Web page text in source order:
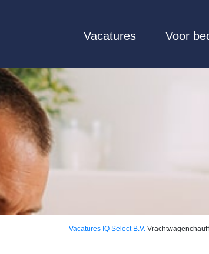
Vacatures Voor
Vacatures IQ Select B.V.